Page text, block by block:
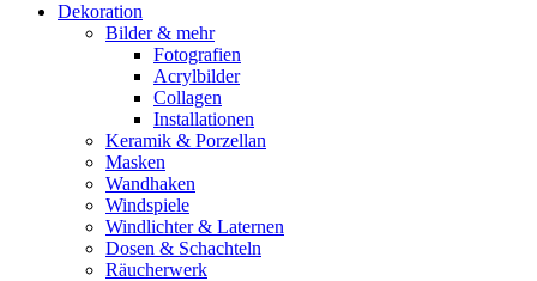
Dekoration
Bilder & mehr
Fotografien
Acrylbilder
Collagen
Installationen
Keramik & Porzellan
Masken
Wandhaken
Windspiele
Windlichter & Laternen
Dosen & Schachteln
Räucherwerk